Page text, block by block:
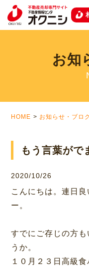
お知
HOME お知らせ・ブロ
もう言葉がで
2020/10/26
こんにちは。連日
ー。
すでにご存じの方
うか。
１０月２３日高級